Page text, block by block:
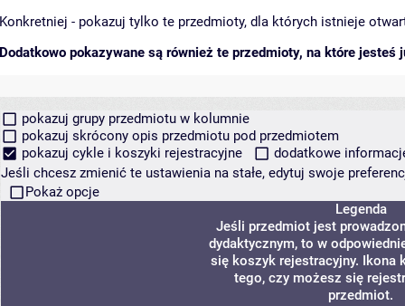
Konkretniej - pokazuj tylko te przedmioty, dla których istnieje
Dodatkowo pokazywane są również te przedmioty, na które jesteś
pokazuj grupy przedmiotu w kolumnie
pokazuj skrócony opis przedmiotu pod przedmiotem
pokazuj cykle i koszyki rejestracyjne
dodatkowe
Jeśli chcesz zmienić te ustawienia na stałe, edytuj swoje
Pokaż opcje
Legenda
Jeśli przedmiot jest
dydaktycznym, to w
się koszyk rejestracyjny. Ikona
tego, czy możesz się
przedmiot.